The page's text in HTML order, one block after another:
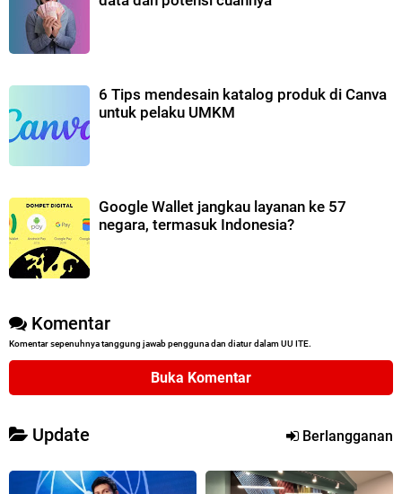
6 Tips mendesain katalog produk di Canva
untuk pelaku UMKM
Google Wallet jangkau layanan ke 57
negara, termasuk Indonesia?
Komentar
Komentar sepenuhnya tanggung jawab pengguna dan diatur dalam UU ITE.
Buka Komentar
Update Berlangganan